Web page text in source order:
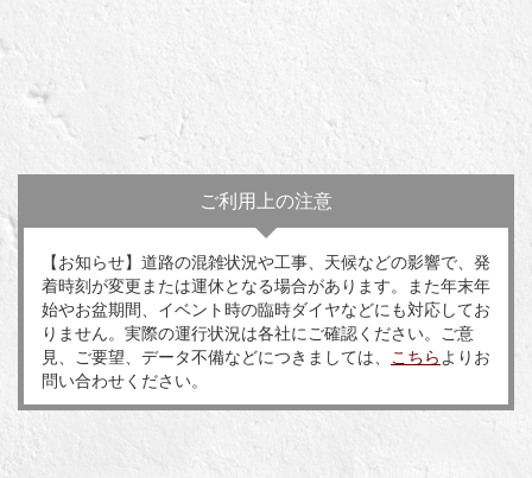
ご利用上の注意
【お知らせ】道路の混雑状況や工事、天候などの影響で、発
着時刻が変更または運休となる場合があります。また年末年
始やお盆期間、イベント時の臨時ダイヤなどにも対応してお
りません。実際の運行状況は各社にご確認ください。ご意
見、ご要望、データ不備などにつきましては、
こちら よりお
問い合わせください。